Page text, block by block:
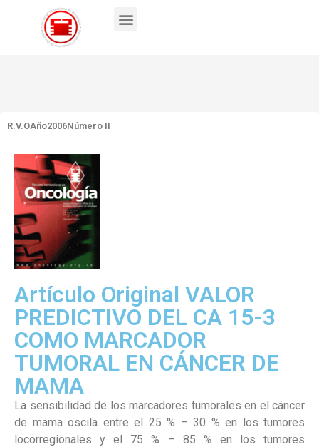
R.V.OAño2006Número II
Artículo Original VALOR
PREDICTIVO DEL CA 15-3
COMO MARCADOR
TUMORAL EN CÁNCER DE
MAMA
La sensibilidad de los marcadores tumorales en el cáncer
de mama oscila entre el 25 % – 30 % en los tumores
locorregionales y el 75 % – 85 % en los tumores